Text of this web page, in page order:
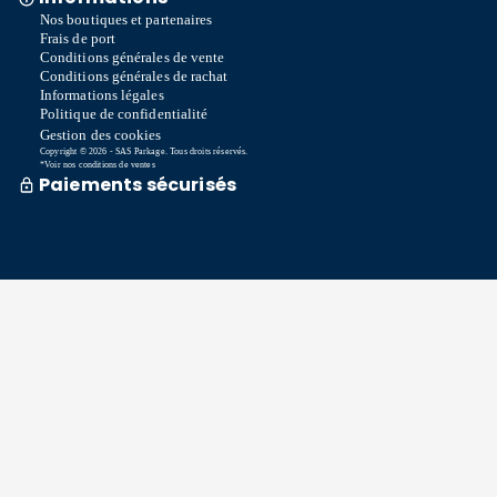
Nos boutiques et partenaires
Frais de port
Conditions générales de vente
Conditions générales de rachat
Informations légales
Politique de confidentialité
Gestion des cookies
Copyright © 2026 - SAS Parkage. Tous droits réservés.
*Voir nos conditions de ventes
Paiements sécurisés